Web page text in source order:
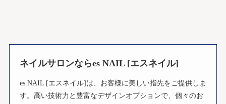
ネイルサロンならes NAIL [エスネイル]
es NAIL [エスネイル]は、お客様に美しい指先をご提供しま
す。高い技術力と豊富なデザインオプションで、個々のお